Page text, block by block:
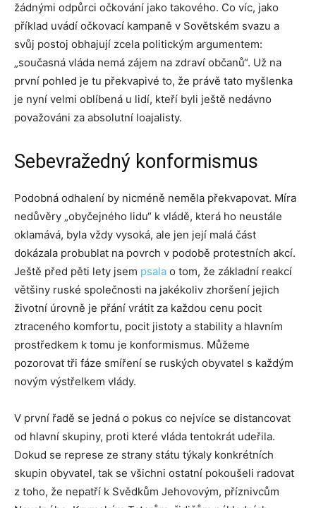
žádnými odpůrci očkování jako takového. Co víc, jako
příklad uvádí očkovací kampaně v Sovětském svazu a
svůj postoj obhajují zcela politickým argumentem:
„současná vláda nemá zájem na zdraví občanů“. Už na
první pohled je tu překvapivé to, že právě tato myšlenka
je nyní velmi oblíbená u lidí, kteří byli ještě nedávno
považováni za absolutní loajalisty.
Sebevražedný konformismus
Podobná odhalení by nicméně neměla překvapovat. Míra
nedůvěry „obyčejného lidu“ k vládě, která ho neustále
oklamává, byla vždy vysoká, ale jen její malá část
dokázala probublat na povrch v podobě protestních akcí.
Ještě před pěti lety jsem psala o tom, že základní reakcí
většiny ruské společnosti na jakékoliv zhoršení jejich
životní úrovně je přání vrátit za každou cenu pocit
ztraceného komfortu, pocit jistoty a stability a hlavním
prostředkem k tomu je konformismus. Můžeme
pozorovat tři fáze smíření se ruských obyvatel s každým
novým výstřelkem vlády.
V první řadě se jedná o pokus co nejvíce se distancovat
od hlavní skupiny, proti které vláda tentokrát udeřila.
Dokud se represe ze strany státu týkaly konkrétních
skupin obyvatel, tak se všichni ostatní pokoušeli radovat
z toho, že nepatří k Svědkům Jehovovým, příznivcům